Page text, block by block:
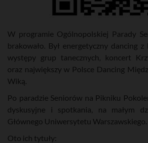
W programie Ogólnopolskiej Parady
brakowało. Był energetyczny dancing
występy grup tanecznych, koncert
oraz największy w Polsce Dancing
Wiką.
Po paradzie Seniorów na Pikniku
dyskusyjne i spotkania, na małym
Głównego Uniwersytetu Warszawskiego.
Oto ich tytuły: